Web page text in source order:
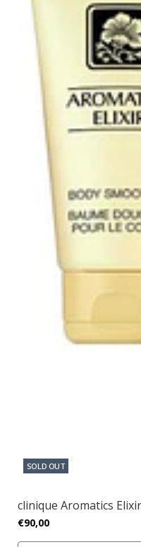
SOLD OUT
clinique Aromatics
€90,00